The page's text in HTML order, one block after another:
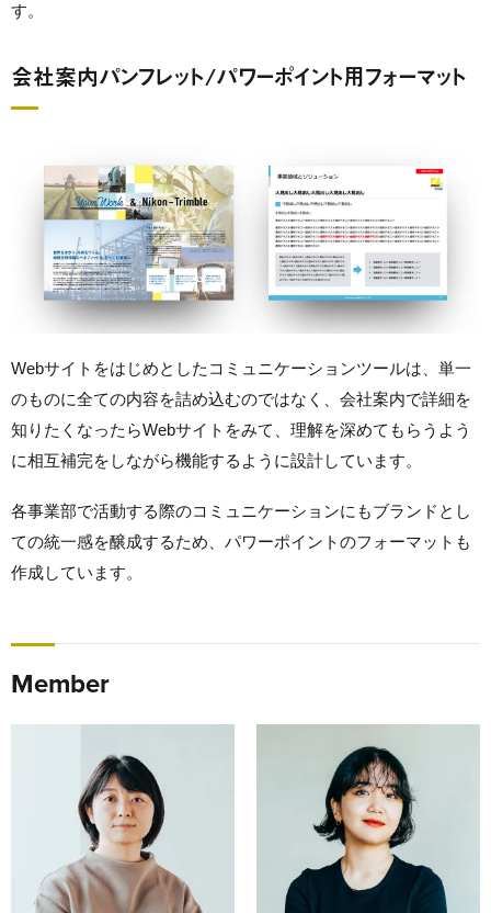
す。
会社案内パンフレット/パワーポイント用フォーマット
Webサイトをはじめとしたコミュニケーションツールは、単一
のものに全ての内容を詰め込むのではなく、会社案内で詳細を
知りたくなったらWebサイトをみて、理解を深めてもらうよう
に相互補完をしながら機能するように設計しています。
各事業部で活動する際のコミュニケーションにもブランドとし
ての統一感を醸成するため、パワーポイントのフォーマットも
作成しています。
Member